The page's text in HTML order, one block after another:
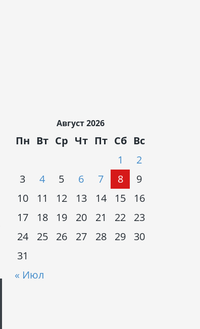
Август 2026
Пн Вт Ср Чт Пт Сб Вс
« Июл
1
2
3
4 5 6 7 8
9
10
11 12 13 14 15
16
17
18 19 20 21 22
23
24
25 26 27 28 29
30
31